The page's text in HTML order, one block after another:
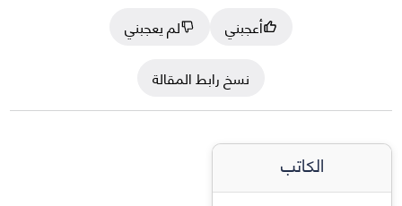
أعجبني
لم يعجبني
نسخ رابط المقالة
الكاتب